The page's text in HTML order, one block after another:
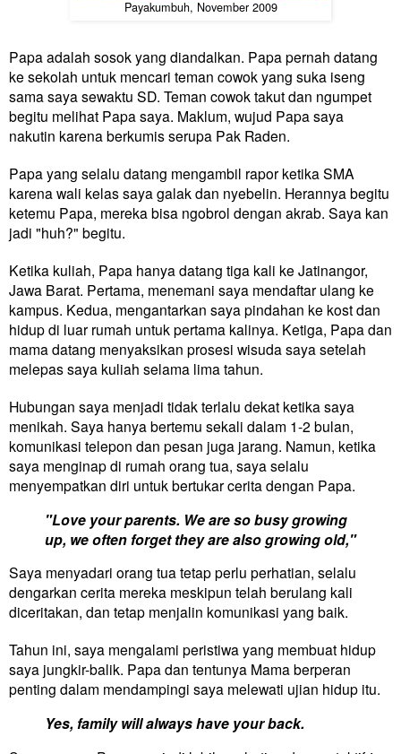
Payakumbuh, November 2009
Papa adalah sosok yang diandalkan. Papa pernah datang
ke sekolah untuk mencari teman cowok yang suka iseng
sama saya sewaktu SD. Teman cowok takutdan ngumpet
begitu melihat Papa saya. Maklum, wujud Papa saya
nakutin karena berkumis serupa Pak Raden.
Papa yang selalu datang mengambil rapor ketika SMA
karena wali kelas saya galak dan nyebelin. Herannya begitu
ketemu Papa, mereka bisa ngobrol dengan akrab. Saya kan
jadi "huh?" begitu.
Ketika kuliah, Papa hanya datang tiga kali ke Jatinangor,
Jawa Barat. Pertama, menemani saya mendaftar ulang ke
kampus. Kedua, mengantarkan saya pindahan ke kost dan
hidup di luar rumah untuk pertama kalinya. Ketiga, Papa dan
mama datang menyaksikan prosesi wisuda saya setelah
melepas saya kuliah selama lima tahun.
Hubungan saya menjadi tidak terlalu dekat ketika saya
menikah. Saya hanya bertemu sekali dalam 1-2 bulan,
komunikasi telepon dan pesan juga jarang. Namun, ketika
saya menginap di rumah orang tua, saya selalu
menyempatkan diri untuk bertukar cerita dengan Papa.
"Love your parents. We are so busy growing
up, we often forget they are also growing old,"
Saya menyadari orang tua tetap perlu perhatian, selalu
dengarkan cerita mereka meskipun telah berulang kali
diceritakan, dan tetap menjalin komunikasi yang baik.
Tahun ini, saya mengalami peristiwa yang membuat hidup
saya jungkir-balik. Papa dan tentunya Mama berperan
penting dalam mendampingi saya melewati ujian hidup itu.
Yes, family will always have your back.